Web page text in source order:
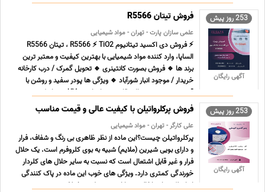
...
253 روز پیش
آگهی رایگان
فروش تیتان R5566
علمی سازان پارت - تهران - مواد شیمیایی
⚡ فروش دی اکسید تیتانیوم R5566 ⚡ TiO2 ، تیتان R5566
الساپا، وارد کننده مواد شیمیایی با بهترین کیفیت و معتبر ترین
برند ها 🔹 فروش بصورت کانتینری 🔹 تحویل گمرک / درب کارخانه
خریدار / موجود انبار شورآباد 🔹 ویژگی ها پودر سفید و روشن با
قدرت پوشش دهی بالا مقاوم در برابر اشعه UV و شرایط ... ...
253 روز پیش
آگهی رایگان
فروش پرکلرواتیلن با کیفیت عالی و قیمت مناسب
علی کارگر - تهران - مواد شیمیایی
پرکلرواتیلن چیست؟این ماده از نظر ظاهری بی رنگ و شفاف، فرار
و دارای بویی شیرین (ملایم) شبیه به بوی کلروفرم است. یک حلال
فرار و غیر قابل اشتعال است که نسبت به سایر حلال های کلردار
خورندگی کمتری دارد. ویژگی های خوب این ماده در پاک کنندگی
انواع لکه ها و ناخالصی ها از روی سطوح مختلف س ... ...